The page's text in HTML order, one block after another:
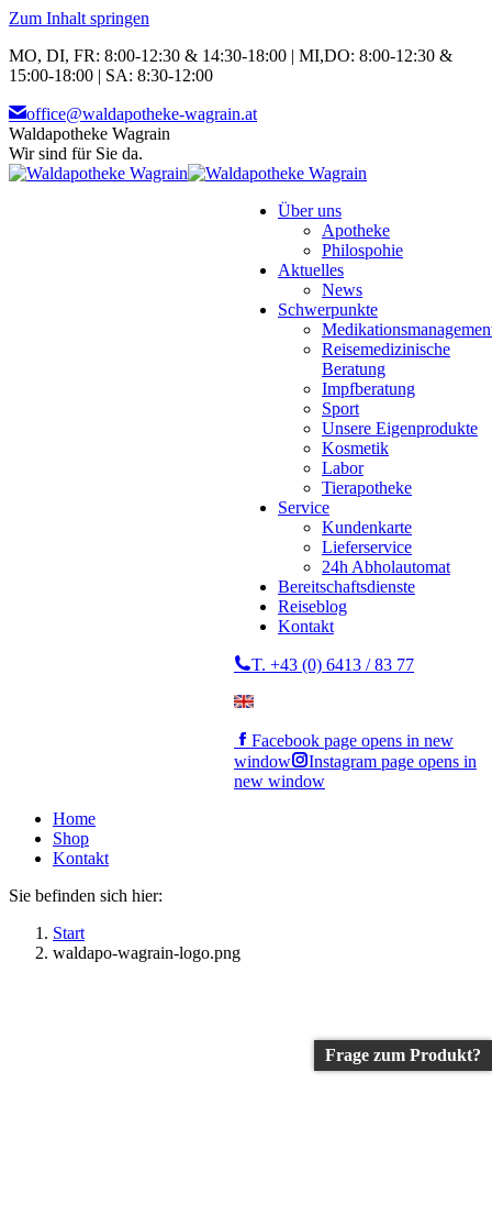
Zum Inhalt springen
MO, DI, FR: 8:00-12:30 & 14:30-18:00 | MI,DO: 8:00-12:30 &
15:00-18:00 | SA: 8:30-12:00
office@waldapotheke-wagrain.at
Waldapotheke Wagrain
Wir sind für Sie da.
Über uns
Apotheke
Philospohie
Aktuelles
News
Schwerpunkte
Reisemedizinische
Beratung
Impfberatung
Sport
Unsere Eigenprodukte
Kosmetik
Labor
Tierapotheke
Service
Kundenkarte
Lieferservice
24h Abholautomat
Bereitschaftsdienste
Reiseblog
Kontakt
T. +43 (0) 6413 / 83 77
Facebook page opens in new
window
Instagram page opens in
new window
Home
Shop
Kontakt
Sie befinden sich hier:
Start
waldapo-wagrain-logo.png
Frage zum Produkt?